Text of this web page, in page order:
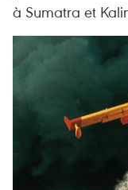
à Sumatra et